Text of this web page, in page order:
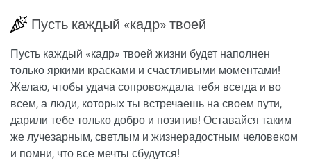
Пусть каждый «кадр» твоей
Пусть каждый «кадр» твоей жизни будет наполнен
только яркими красками и счастливыми моментами!
Желаю, чтобы удача сопровождала тебя всегда и во
всем, а люди, которых ты встречаешь на своем пути,
дарили тебе только добро и позитив! Оставайся таким
же лучезарным, светлым и жизнерадостным человеком
и помни, что все мечты сбудутся!